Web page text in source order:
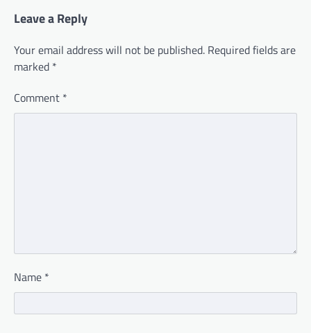
Leave a Reply
Your email address will not be published. Required fields are
marked *
Comment *
Name *